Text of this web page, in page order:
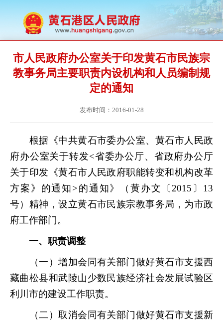
市人民政府办公室关于印发黄石市民族宗
教事务局主要职责内设机构和人员编制规
定的通知
发布时间：2016-01-28
根据《中共黄石市委办公室、黄石市人民政
府办公室关于转发<省委办公厅、省政府办公厅
关于印发《黄石市人民政府职能转变和机构改革
方案》的通知>的通知》（黄办文〔2015〕13
号）精神，设立黄石市民族宗教事务局，为市政
府工作部门。
一、职责调整
（一）增加会同有关部门做好黄石市支援西
藏曲松县和武陵山少数民族经济社会发展试验区
利川市的建设工作职责。
（二）取消会同有关部门做好黄石市支援新